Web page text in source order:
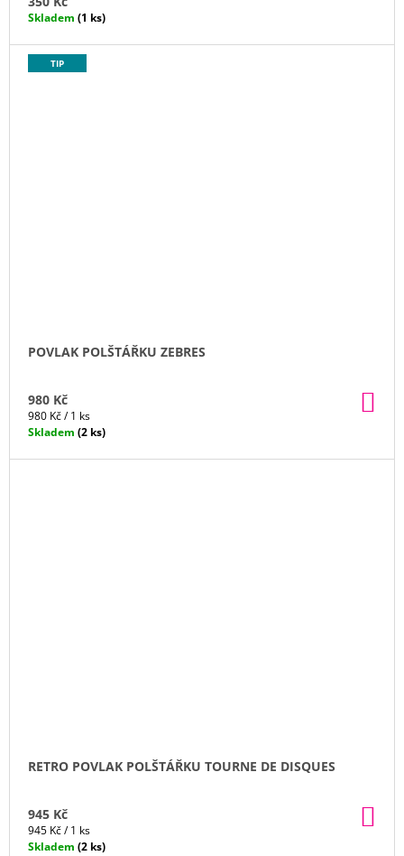
Skladem (1 ks)
TIP
POVLAK POLŠTÁŘKU ZEBRES
980 Kč
Měrná
cena:
980 Kč / 1 ks
Skladem (2 ks)
RETRO POVLAK POLŠTÁŘKU TOURNE DE DISQUES
945 Kč
Měrná
cena:
945 Kč / 1 ks
Skladem (2 ks)